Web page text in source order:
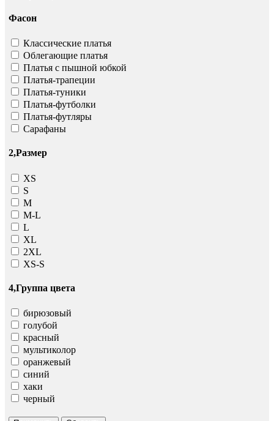
Фасон
Классические платья
Облегающие платья
Платья с пышной юбкой
Платья-трапеции
Платья-туники
Платья-футболки
Платья-футляры
Сарафаны
2,Размер
ХS
S
M
M-L
L
XL
2XL
XS-S
4,Группа цвета
бирюзовый
голубой
красный
мультиколор
оранжевый
синий
хаки
черный